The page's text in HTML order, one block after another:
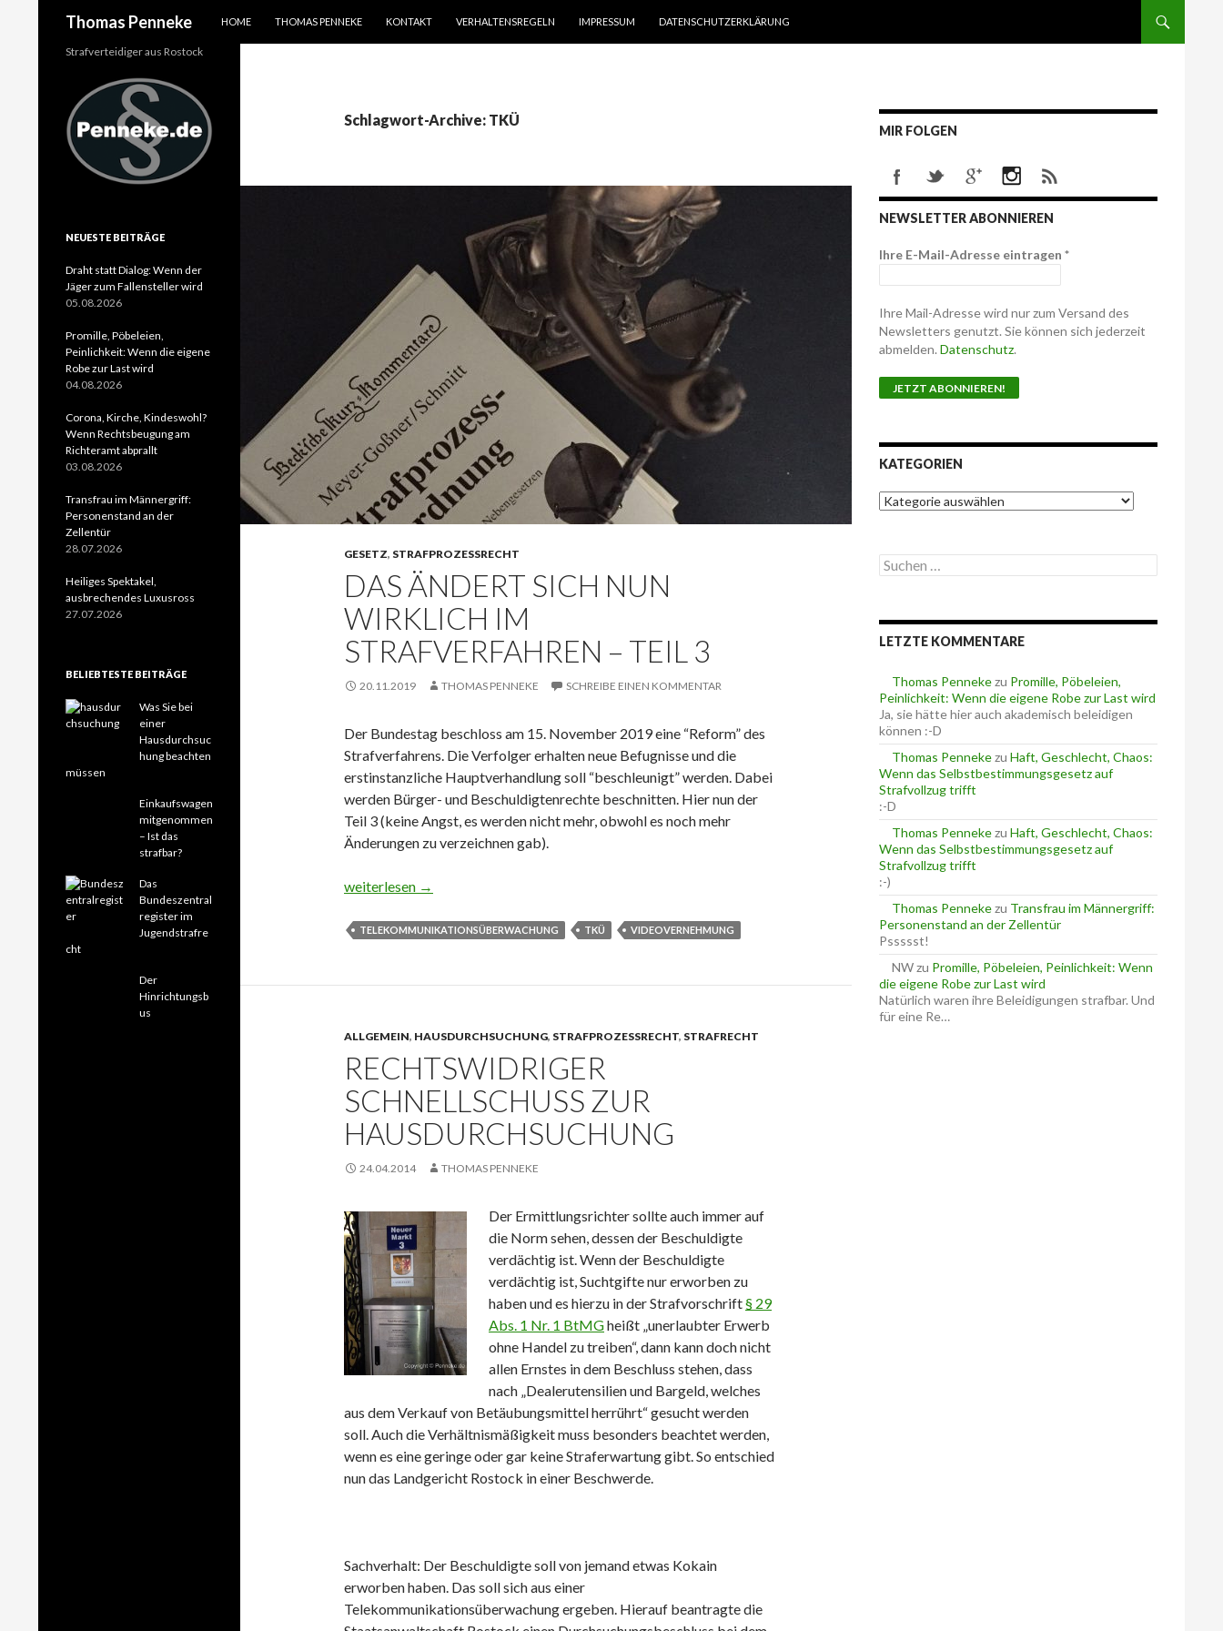
Thomas Penneke
HOME
THOMAS PENNEKE KONTAKT VERHALTENSREGELN IMPRESSUM DATENSCHUTZERKLÄRUNG
Schlagwort-Archive: TKÜ
GESETZ, STRAFPROZESSRECHT
DAS ÄNDERT SICH NUN
WIRKLICH IM
STRAFVERFAHREN – TEIL 3
20.11.2019 THOMAS PENNEKE SCHREIBE EINEN KOMMENTAR
Der Bundestag beschloss am 15. November 2019 eine “Reform” des
Strafverfahrens. Die Verfolger erhalten neue Befugnisse und die
erstinstanzliche Hauptverhandlung soll “beschleunigt” werden. Dabei
werden Bürger- und Beschuldigtenrechte beschnitten. Hier nun der
Teil 3 (keine Angst, es werden nicht mehr, obwohl es noch mehr
Änderungen zu verzeichnen gab).
Das ändert sich nun wirklich im Strafverfahren – Teil 3
weiterlesen →
TELEKOMMUNIKATIONSÜBERWACHUNG TKÜ VIDEOVERNEHMUNG
ALLGEMEIN, HAUSDURCHSUCHUNG, STRAFPROZESSRECHT, STRAFRECHT
RECHTSWIDRIGER
SCHNELLSCHUSS ZUR
HAUSDURCHSUCHUNG
24.04.2014 THOMAS PENNEKE
Der Ermittlungsrichter sollte auch immer auf
die Norm sehen, dessen der Beschuldigte
verdächtig ist. Wenn der Beschuldigte
verdächtig ist, Suchtgifte nur erworben zu
haben und es hierzu in der Strafvorschrift§ 29
Abs. 1 Nr. 1 BtMGheißt „unerlaubter Erwerb
ohne Handel zu treiben“, dann kann doch nicht
allen Ernstes in dem Beschluss stehen, dass
nach „Dealerutensilien und Bargeld, welches
aus dem Verkauf von Betäubungsmittel herrührt“ gesucht werden
soll. Auch die Verhältnismäßigkeit muss besonders beachtet werden,
wenn es eine geringe oder gar keine Straferwartung gibt. So entschied
nun das Landgericht Rostock in einer Beschwerde.
Sachverhalt: Der Beschuldigte soll von jemand etwas Kokain
erworben haben. Das soll sich aus einer
Telekommunikationsüberwachung ergeben. Hierauf beantragte die
MIR FOLGEN
NEWSLETTER ABONNIEREN
Ihre E-Mail-Adresse eintragen *
Ihre Mail-Adresse wird nur zum Versand des
Newsletters genutzt. Sie können sich jederzeit
abmelden. Datenschutz.
KATEGORIEN
K
a
g
o
n
S
u
e
n
c
h
:
LETZTE KOMMENTARE
Thomas Pennekezu Promille, Pöbeleien,
Peinlichkeit: Wenn die eigene Robe zur Last wird
Ja, sie hätte hier auch akademisch beleidigen
können :-D
Thomas Pennekezu Haft, Geschlecht, Chaos:
Wenn das Selbstbestimmungsgesetz auf
Strafvollzug trifft
:-D
Thomas Pennekezu Haft, Geschlecht, Chaos:
Wenn das Selbstbestimmungsgesetz auf
Strafvollzug trifft
:-)
Thomas Pennekezu Transfrau im Männergriff:
Personenstand an der Zellentür
Pssssst!
NWzu Promille, Pöbeleien, Peinlichkeit: Wenn
die eigene Robe zur Last wird
Natürlich waren ihre Beleidigungen strafbar. Und
für eine Re…
Strafverteidiger aus Rostock
NEUESTE BEITRÄGE
Draht statt Dialog: Wenn der
Jäger zum Fallensteller wird
05.08.2026
Promille, Pöbeleien,
Peinlichkeit: Wenn die eigene
Robe zur Last wird
04.08.2026
Corona, Kirche, Kindeswohl?
Wenn Rechtsbeugung am
Richteramt abprallt
03.08.2026
Transfrau im Männergriff:
Personenstand an der
Zellentür
28.07.2026
Heiliges Spektakel,
ausbrechendes Luxusross
27.07.2026
BELIEBTESTE BEITRÄGE
Was Sie bei
einer
Hausdurchsuc
hung beachten
müssen
Einkaufswagen
mitgenommen
– Ist das
strafbar?
Das
Bundeszentral
register im
Jugendstrafre
cht
Der
Hinrichtungsb
us